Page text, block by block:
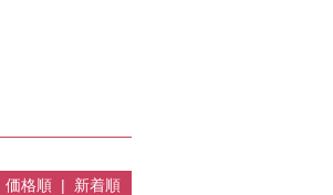
価格順 | 新着順